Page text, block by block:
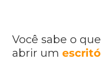
Você sabe o
abrir um